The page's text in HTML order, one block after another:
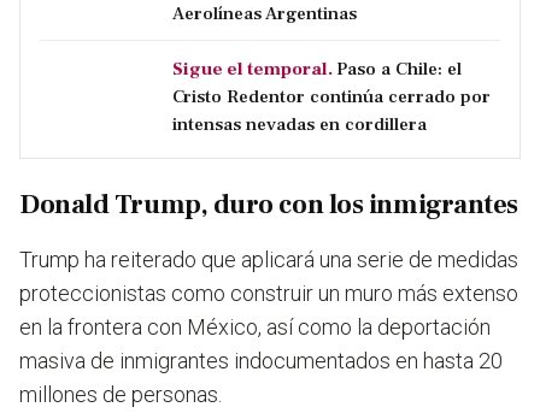
Aerolíneas Argentinas
Sigue el temporal. Paso a Chile: el
Cristo Redentor continúa cerrado por
intensas nevadas en cordillera
Donald Trump, duro con los inmigrantes
Trump ha reiterado que aplicará una serie de medidas
proteccionistas como construir un muro más extenso
en la frontera con México, así como la deportación
masiva de inmigrantes indocumentados en hasta 20
millones de personas.